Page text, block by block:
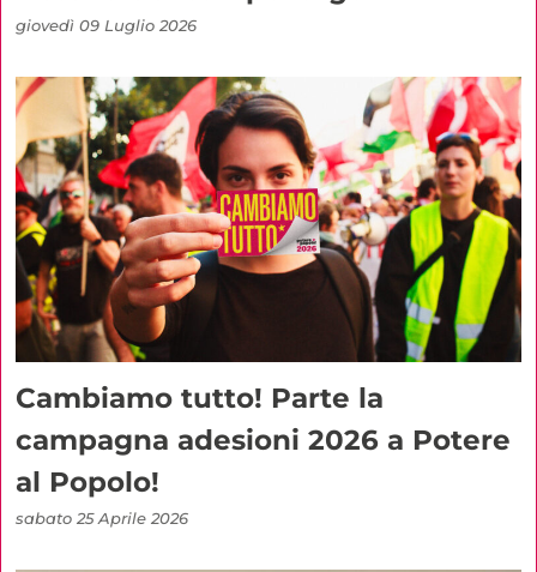
giovedì 09 Luglio 2026
Cambiamo tutto! Parte la
campagna adesioni 2026 a Potere
al Popolo!
sabato 25 Aprile 2026